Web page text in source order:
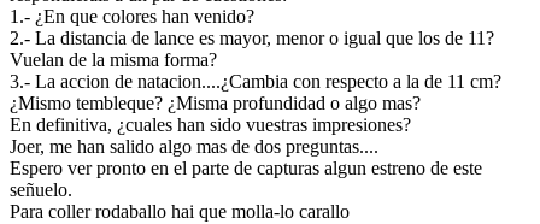
1.- ¿En que colores han venido?
2.- La distancia de lance es mayor, menor o igual que los de 11?
Vuelan de la misma forma?
3.- La accion de natacion....¿Cambia con respecto a la de 11 cm?
¿Mismo tembleque? ¿Misma profundidad o algo mas?
En definitiva, ¿cuales han sido vuestras impresiones?
Joer, me han salido algo mas de dos preguntas....
Espero ver pronto en el parte de capturas algun estreno de este
señuelo.
Para coller rodaballo hai que molla-lo carallo